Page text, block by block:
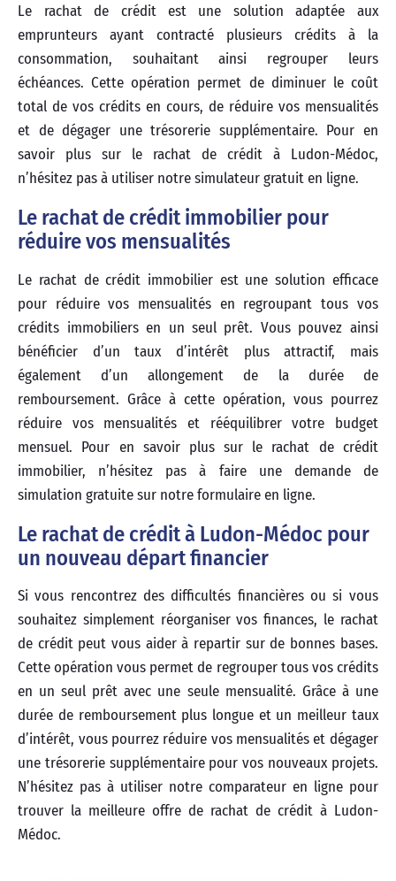
Le rachat de crédit est une solution adaptée aux
emprunteurs ayant contracté plusieurs crédits à la
consommation, souhaitant ainsi regrouper leurs
échéances. Cette opération permet de diminuer le coût
total de vos crédits en cours, de réduire vos mensualités
et de dégager une trésorerie supplémentaire. Pour en
savoir plus sur le rachat de crédit à Ludon-Médoc,
n’hésitez pas à utiliser notre simulateur gratuit en ligne.
Le rachat de crédit immobilier pour
réduire vos mensualités
Le rachat de crédit immobilier est une solution efficace
pour réduire vos mensualités en regroupant tous vos
crédits immobiliers en un seul prêt. Vous pouvez ainsi
bénéficier d’un taux d’intérêt plus attractif, mais
également d’un allongement de la durée de
remboursement. Grâce à cette opération, vous pourrez
réduire vos mensualités et rééquilibrer votre budget
mensuel. Pour en savoir plus sur le rachat de crédit
immobilier, n’hésitez pas à faire une demande de
simulation gratuite sur notre formulaire en ligne.
Le rachat de crédit à Ludon-Médoc pour
un nouveau départ financier
Si vous rencontrez des difficultés financières ou si vous
souhaitez simplement réorganiser vos finances, le rachat
de crédit peut vous aider à repartir sur de bonnes bases.
Cette opération vous permet de regrouper tous vos crédits
en un seul prêt avec une seule mensualité. Grâce à une
durée de remboursement plus longue et un meilleur taux
d’intérêt, vous pourrez réduire vos mensualités et dégager
une trésorerie supplémentaire pour vos nouveaux projets.
N’hésitez pas à utiliser notre comparateur en ligne pour
trouver la meilleure offre de rachat de crédit à Ludon-
Médoc.